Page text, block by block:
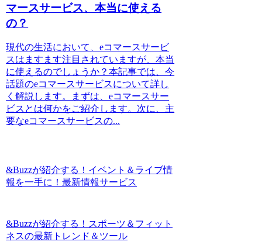
マースサービス、本当に使える
の？
現代の生活において、eコマースサービ
スはますます注目されていますが、本当
に使えるのでしょうか？本記事では、今
話題のeコマースサービスについて詳し
く解説します。まずは、eコマースサー
ビスとは何かをご紹介します。次に、主
要なeコマースサービスの...
&Buzzが紹介する！イベント＆ライブ情
報を一手に！最新情報サービス
&Buzzが紹介する！スポーツ＆フィット
ネスの最新トレンド＆ツール